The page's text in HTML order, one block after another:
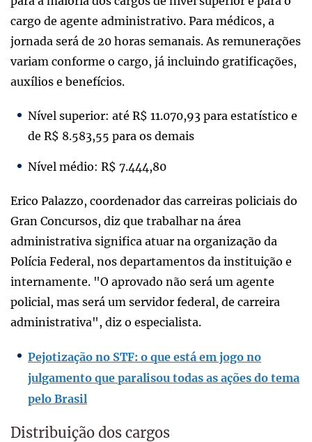
cargo de agente administrativo. Para médicos, a
jornada será de 20 horas semanais. As remunerações
variam conforme o cargo, já incluindo gratificações,
auxílios e benefícios.
Nível superior: até R$ 11.070,93 para estatístico e
de R$ 8.583,55 para os demais
Nível médio: R$ 7.444,80
Erico Palazzo, coordenador das carreiras policiais do
Gran Concursos, diz que trabalhar na área
administrativa significa atuar na organização da
Polícia Federal, nos departamentos da instituição e
internamente. "O aprovado não será um agente
policial, mas será um servidor federal, de carreira
administrativa", diz o especialista.
Pejotização no STF: o que está em jogo no
julgamento que paralisou todas as ações do tema
pelo Brasil
Distribuição dos cargos